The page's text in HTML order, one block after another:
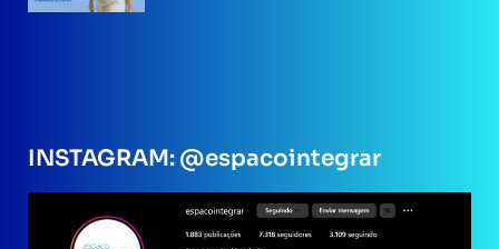
INSTAGRAM: @espacointegrar